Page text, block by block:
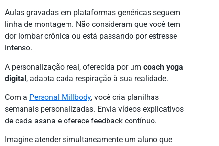
Aulas gravadas em plataformas genéricas seguem
linha de montagem. Não consideram que você tem
dor lombar crônica ou está passando por estresse
intenso.
A personalização real, oferecida por um coach yoga
digital, adapta cada respiração à sua realidade.
Com a Personal Millbody, você cria planilhas
semanais personalizadas. Envia vídeos explicativos
de cada asana e oferece feedback contínuo.
Imagine atender simultaneamente um aluno que